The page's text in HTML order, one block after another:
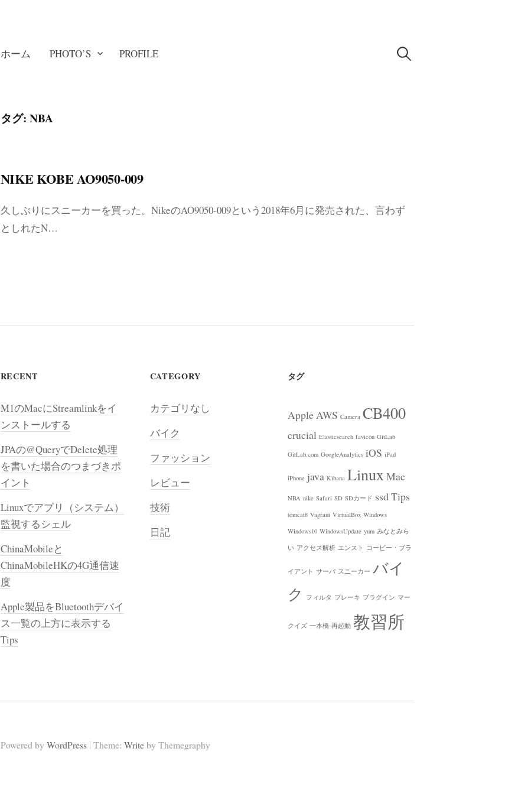
ホーム PHOTO’S PROFILE 検
タグ: NBA
NIKE KOBE AO9050-009
久しぶりにスニーカーを買った。NikeのAO9050-009という2018年6月に発売された、言わず
としれたN…
RECENT
M1のMacにStreamlinkをイ
ンストールする
JPAの@QueryでDelete処理
を書いた場合のつまづきポ
イント
Linuxでアプリ（システム）
監視するシェル
ChinaMobileと
ChinaMobileHKの4G通信速
度
Apple製品をBluetoothデバイ
ス一覧の上方に表示する
Tips
CATEGORY
カテゴリなし
バイク
ファッション
レビュー
技術
日記
タグ
AppleAWS Camera CB400
crucial Elasticsearch favicon GitLab
GitLab.com GoogleAnalytics iOS iPad
iPhone java Kibana LinuxMac
NBA nike Safari SD SDカード ssdTips
tomcat8 Vagrant VirtualBox Windows
Windows10 WindowsUpdate yum みなとみら
い アクセス解析 エンスト コービー・ブラ
イアント サーバ スニーカー バイ
ク
フィルタ ブレーキ プラグイン マー
クイズ 一本橋 再起動 教習所
Powered by WordPress | Theme: Writeby Themegraphy